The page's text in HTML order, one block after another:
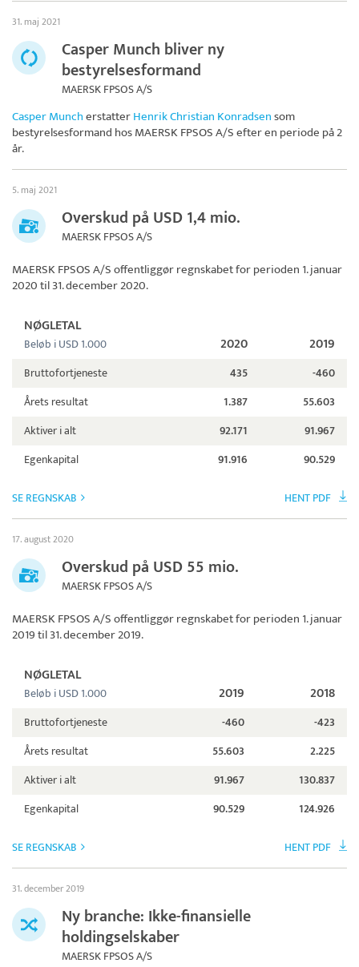
31. maj 2021
Casper Munch bliver ny
bestyrelsesformand
MAERSK FPSOS A/S
Casper MuncherstatterHenrik Christian Konradsensom
bestyrelsesformand hosMAERSK FPSOS A/Sefter en periode på 2
år.
5. maj 2021
Overskud på USD 1,4 mio.
MAERSK FPSOS A/S
MAERSK FPSOS A/Soffentliggør regnskabet for perioden 1. januar
2020 til 31. december 2020.
NØGLETAL
Beløb i USD 1.000 2020 2019
Bruttofortjeneste 435
-460
Årets resultat
1.387
55.603
Aktiver i alt
92.171
91.967
Egenkapital
91.916 90.529
SE REGNSKAB HENT PDF
17. august 2020
Overskud på USD 55 mio.
MAERSK FPSOS A/S
MAERSK FPSOS A/Soffentliggør regnskabet for perioden 1. januar
2019 til 31. december 2019.
NØGLETAL
Beløb i USD 1.000 2019 2018
Bruttofortjeneste -460
-423
Årets resultat
55.603
2.225
Aktiver i alt
91.967
130.837
Egenkapital
90.529 124.926
SE REGNSKAB HENT PDF
31. december 2019
Ny branche: Ikke-finansielle
holdingselskaber
MAERSK FPSOS A/S